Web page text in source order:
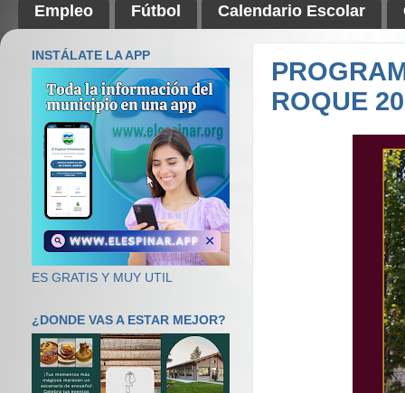
Empleo
Fútbol Calendario Escolar
ROQUE
INSTÁLATE LA APP
ES GRATIS Y MUY UTIL
¿DONDE VAS A ESTAR MEJOR?